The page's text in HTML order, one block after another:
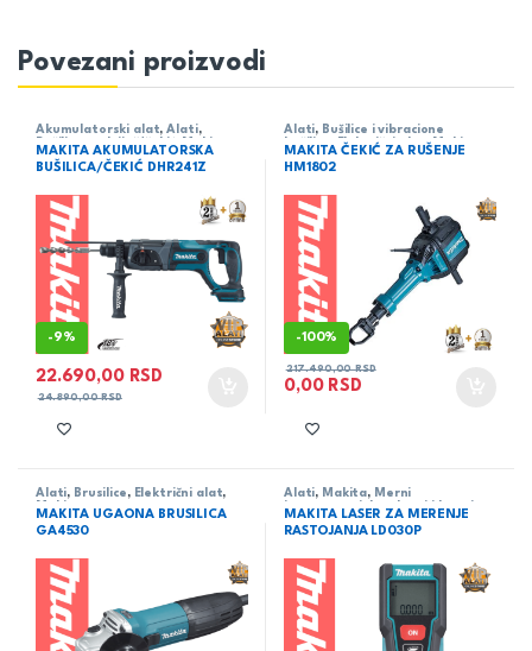
Povezani proizvodi
Akumulatorski alat,Alati,
MAKITA AKUMULATORSKA
BUŠILICA/ČEKIĆ DHR241Z
-9%
22.690,00 RSD
24.890,00RSD
Alati, Bušilice i vibracione
Električni alat ,
MAKITA ČEKIĆ ZA RUŠENJE
HM1802
-100%
0,00 RSD
217.490,00RSD
Alati, Brusilice , Električni alat,
MAKITA UGAONA BRUSILICA
GA4530
Alati, Makita, Merni
MAKITA LASER ZA MERENJE
RASTOJANJA LD030P